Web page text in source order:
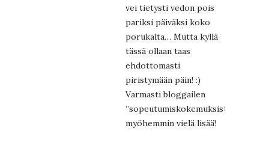
vei tietysti vedon pois
pariksi päiväksi koko
porukalta… Mutta kyllä
tässä ollaan taas
ehdottomasti
piristymään päin! :)
Varmasti bloggailen
”sopeutumiskokemuksistakin”
myöhemmin vielä lisää!